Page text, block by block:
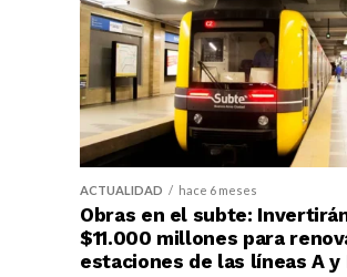
ACTUALIDAD hace 6 meses
Obras en el subte:
$11.000 millones para
estaciones de las líneas A y